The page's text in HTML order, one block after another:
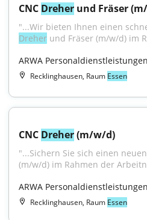
CNC Dreher und Fräser
Dreher und Fräser (m/w/d) im
ARWA
Recklinghausen, Raum Essen
CNC Dreher (m/w/d)
"...Sichern Sie sich einen neuen
(m/w/d) im Rahmen der
ARWA
Recklinghausen, Raum Essen